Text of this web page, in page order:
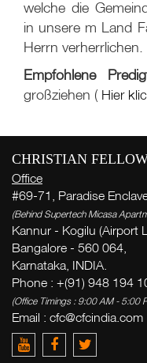
welche die
in unsere m Land
Herrn verherrlichen.
Empfohlene
großziehen ( Hier
CHRISTIAN
Office
#69-71, Paradise
(Behind Supertech Micasa
Kannur - Kogilu (Airport
Bangalore - 560 064,
Karnataka, INDIA.
Phone : +(91) 948 194
(Office Timings : 9:00 AM - 5:00
Email : cfc@cfcindia.com